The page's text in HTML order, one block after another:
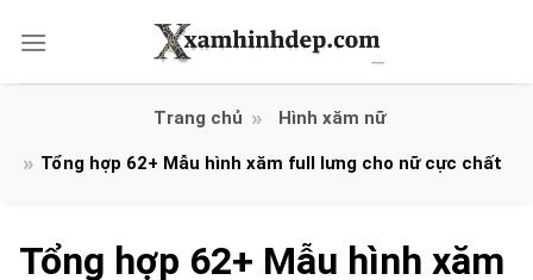
qua
Hình xăm nữ
Tổng hợp 62+ Mẫu hình xăm full lưng cho nữ cực chất
Tổng hợp 62+ Mẫu hình xăm